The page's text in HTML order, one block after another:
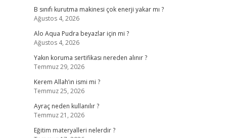
B sınıfı kurutma makinesi çok enerji yakar mı ?
Ağustos 4, 2026
Alo Aqua Pudra beyazlar için mi ?
Ağustos 4, 2026
Yakın koruma sertifikası nereden alınır ?
Temmuz 29, 2026
Kerem Allah’ın ismi mi ?
Temmuz 25, 2026
Ayraç neden kullanılır ?
Temmuz 21, 2026
Eğitim materyalleri nelerdir ?